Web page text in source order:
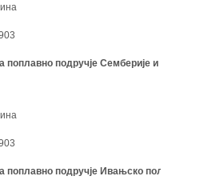
подручје Семберије и
поплавно подручје Ивањско поље: